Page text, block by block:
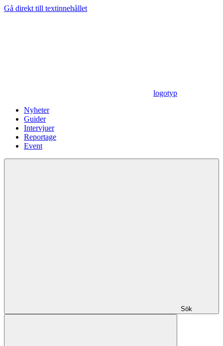
Gå direkt till textinnehållet
logotyp
Nyheter
Guider
Intervjuer
Reportage
Event
Sök